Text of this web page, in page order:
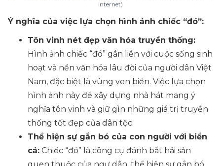
internet)
Ý nghĩa của việc lựa chọn hình ảnh chiếc “đó”:
Tôn vinh nét đẹp văn hóa truyền thống:
Hình ảnh chiếc “đó” gắn liền với cuộc sống sinh
hoạt và nền văn hóa lâu đời của người dân Việt
Nam, đặc biệt là vùng ven biển. Việc lựa chọn
hình ảnh này để xây dựng nhà hát mang ý
nghĩa tôn vinh và giữ gìn những giá trị truyền
thống tốt đẹp của dân tộc.
Thể hiện sự gắn bó của con người với biển
cả: Chiếc “đó” là công cụ đánh bắt hải sản